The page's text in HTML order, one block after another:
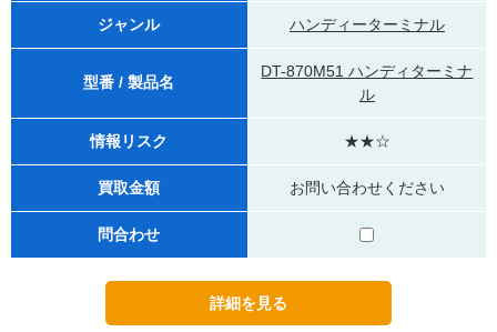
ジャンル ハンディーターミナル
型番 / 製品名
DT-870M51 ハンディターミナ
ル
情報リスク ★★☆
買取金額 お問い合わせください
問合わせ